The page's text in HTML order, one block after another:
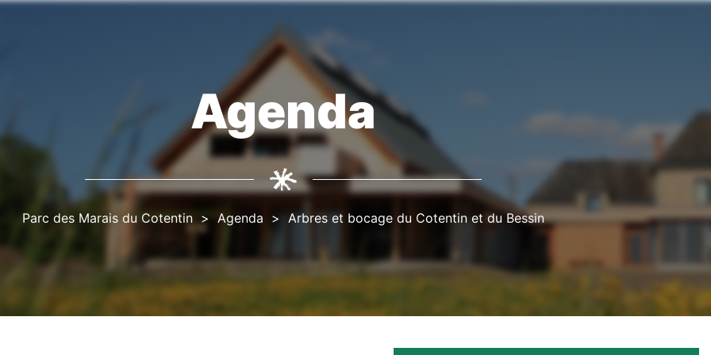
d'Ariane Agenda
Parc des Marais du Cotentin Agenda Arbres et bocage du Cotentin et du Bessin